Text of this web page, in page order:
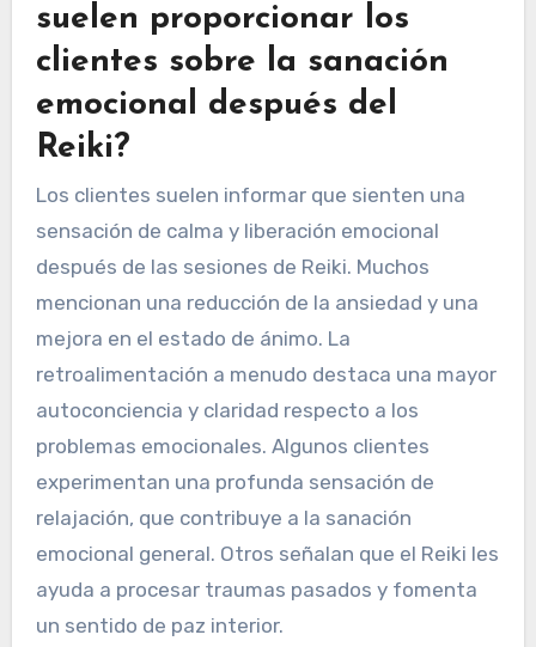
suelen proporcionar los
clientes sobre la sanación
emocional después del
Reiki?
Los clientes suelen informar que sienten una
sensación de calma y liberación emocional
después de las sesiones de Reiki. Muchos
mencionan una reducción de la ansiedad y una
mejora en el estado de ánimo. La
retroalimentación a menudo destaca una mayor
autoconciencia y claridad respecto a los
problemas emocionales. Algunos clientes
experimentan una profunda sensación de
relajación, que contribuye a la sanación
emocional general. Otros señalan que el Reiki les
ayuda a procesar traumas pasados y fomenta
un sentido de paz interior.